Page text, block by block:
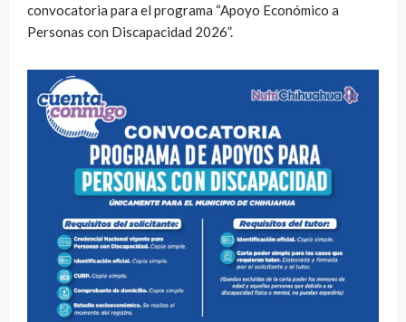
convocatoria para el programa “Apoyo Económico a
Personas con Discapacidad 2026”.